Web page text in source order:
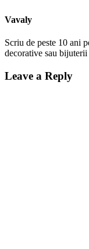
Vavaly
Scriu de peste 10 ani
decorative sau
Leave a Reply